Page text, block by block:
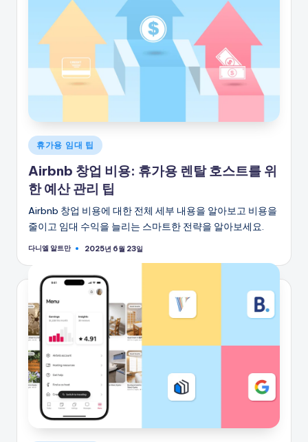
게
시
됨
휴가용 임대 팁
Airbnb 창업 비용: 휴가용 렌탈 호스트를 위
한 예산 관리 팁
Airbnb 창업 비용에 대한 전체 세부 내용을 알아보고 비용을
줄이고 임대 수익을 늘리는 스마트한 전략을 알아보세요.
게
자
다니엘 알트만 2025년 6월 23일